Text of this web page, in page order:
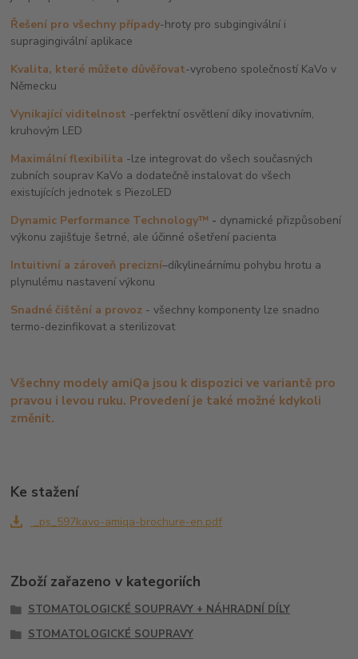
Řešení pro všechny případy-hroty pro subgingivální i
supragingivální aplikace
Kvalita, které můžete důvěřovat-vyrobeno společností KaVo v
Německu
Vynikající viditelnost -perfektní osvětlení díky inovativním,
kruhovým LED
Maximální flexibilita -lze integrovat do všech současných
zubních souprav KaVo a dodatečně instalovat do všech
existujících jednotek s PiezoLED
Dynamic Performance Technology™ - dynamické přizpůsobení
výkonu zajišťuje šetrné, ale účinné ošetření pacienta
Intuitivní a zároveň precizní–díkylineárnímu pohybu hrotu a
plynulému nastavení výkonu
Snadné čištění a provoz - všechny komponenty lze snadno
termo-dezinfikovat a sterilizovat
Všechny modely amiQa jsou k dispozici ve variantě pro
pravou i levou ruku. Provedení je také možné kdykoli
změnit.
Ke stažení
_ps_597kavo-amiqa-brochure-en.pdf
Zboží zařazeno v kategoriích
STOMATOLOGICKÉ SOUPRAVY + NÁHRADNÍ DÍLY
STOMATOLOGICKÉ SOUPRAVY